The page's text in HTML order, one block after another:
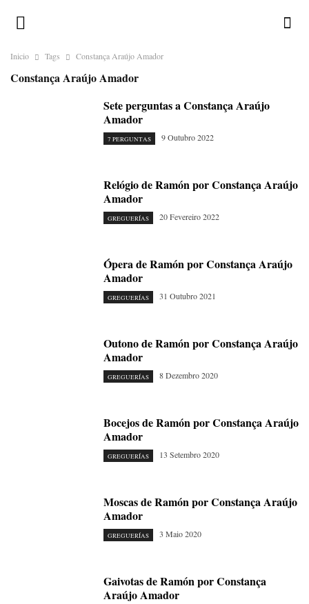
Inicio Tags Constança Araújo Amador
Constança Araújo Amador
Sete perguntas a Constança Araújo
Amador
7 PERGUNTAS 9 Outubro 2022
Relógio de Ramón por Constança Araújo
Amador
GREGUERÍAS 20 Fevereiro 2022
Ópera de Ramón por Constança Araújo
Amador
GREGUERÍAS 31 Outubro 2021
Outono de Ramón por Constança Araújo
Amador
GREGUERÍAS 8 Dezembro 2020
Bocejos de Ramón por Constança Araújo
Amador
GREGUERÍAS 13 Setembro 2020
Moscas de Ramón por Constança Araújo
Amador
GREGUERÍAS 3 Maio 2020
Gaivotas de Ramón por Constança
Araújo Amador